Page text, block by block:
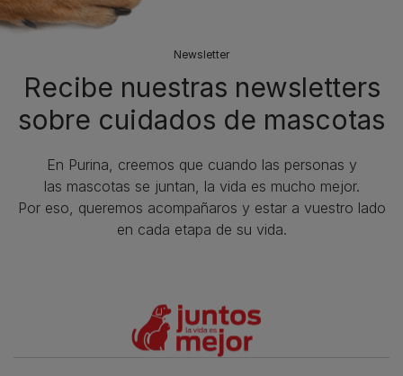
Newsletter
Recibe nuestras newsletters
sobre cuidados de mascotas​
En Purina, creemos que cuando las personas y
las mascotas se juntan, la vida es mucho mejor.
Por eso, queremos acompañaros y estar a vuestro lado
en cada etapa de su vida.​